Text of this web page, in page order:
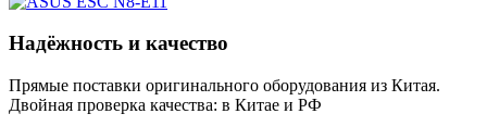
Надёжность и качество
Прямые поставки оригинального оборудования из Китая.
Двойная проверка качества: в Китае и РФ